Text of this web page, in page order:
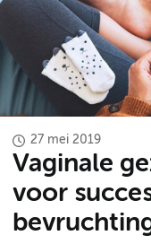
27 mei 2019
Vaginale
voor